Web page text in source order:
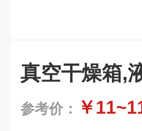
真空干燥箱,
参考价： ￥